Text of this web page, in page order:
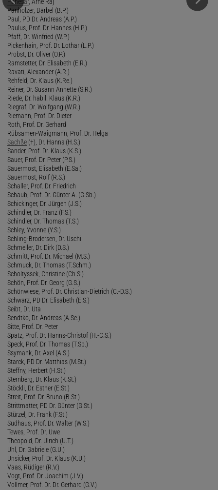
Panholzer, Bärbel (B.P.)
Paul, PD Dr. Andreas (A.P.)
Paulus, Prof. Dr. Hannes (H.P.)
Pfaff, Dr. Winfried (W.P.)
Pickenhain, Prof. Dr. Lothar (L.P.)
Probst, Dr. Oliver (O.P.)
Ramstetter, Dr. Elisabeth (E.R.)
Ravati, Alexander (A.R.)
Rehfeld, Dr. Klaus (K.Re.)
Reiner, Dr. Susann Annette (S.R.)
Riede, Dr. habil. Klaus (K.R.)
Riegraf, Dr. Wolfgang (W.R.)
Riemann, Prof. Dr. Dieter
Roth, Prof. Dr. Gerhard
Rübsamen-Waigmann, Prof. Dr. Helga
Sachße (†), Dr. Hanns (H.S.)
Sander, Prof. Dr. Klaus (K.S.)
Sauer, Prof. Dr. Peter (P.S.)
Sauermost, Elisabeth (E.Sa.)
Sauermost, Rolf (R.S.)
Schaller, Prof. Dr. Friedrich
Schaub, Prof. Dr. Günter A. (G.Sb.)
Schickinger, Dr. Jürgen (J.S.)
Schindler, Dr. Franz (F.S.)
Schindler, Dr. Thomas (T.S.)
Schley, Yvonne (Y.S.)
Schling-Brodersen, Dr. Uschi
Schmeller, Dr. Dirk (D.S.)
Schmitt, Prof. Dr. Michael (M.S.)
Schmuck, Dr. Thomas (T.Schm.)
Scholtyssek, Christine (Ch.S.)
Schön, Prof. Dr. Georg (G.S.)
Schönwiese, Prof. Dr. Christian-Dietrich (C.-D.S.)
Schwarz, PD Dr. Elisabeth (E.S.)
Seibt, Dr. Uta
Sendtko, Dr. Andreas (A.Se.)
Sitte, Prof. Dr. Peter
Spatz, Prof. Dr. Hanns-Christof (H.-C.S.)
Speck, Prof. Dr. Thomas (T.Sp.)
Ssymank, Dr. Axel (A.S.)
Starck, PD Dr. Matthias (M.St.)
Steffny, Herbert (H.St.)
Sternberg, Dr. Klaus (K.St.)
Stöckli, Dr. Esther (E.St.)
Streit, Prof. Dr. Bruno (B.St.)
Strittmatter, PD Dr. Günter (G.St.)
Stürzel, Dr. Frank (F.St.)
Sudhaus, Prof. Dr. Walter (W.S.)
Tewes, Prof. Dr. Uwe
Theopold, Dr. Ulrich (U.T.)
Uhl, Dr. Gabriele (G.U.)
Unsicker, Prof. Dr. Klaus (K.U.)
Vaas, Rüdiger (R.V.)
Vogt, Prof. Dr. Joachim (J.V.)
Vollmer, Prof. Dr. Dr. Gerhard (G.V.)